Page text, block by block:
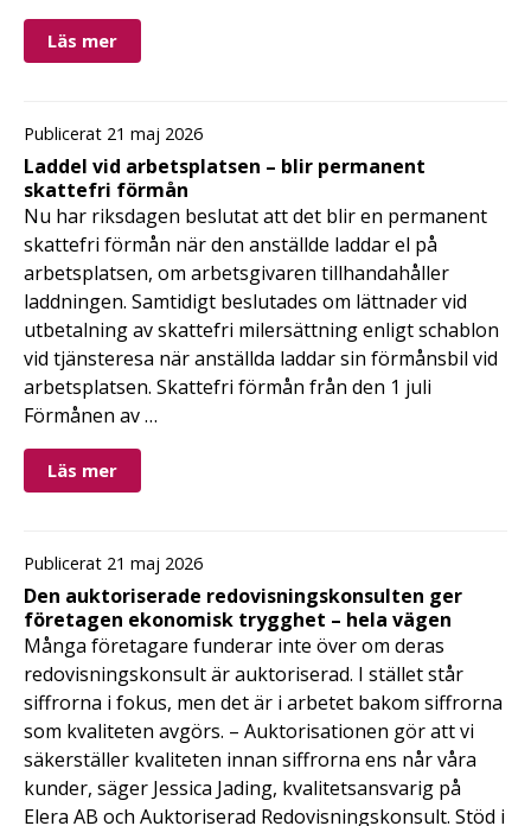
Läs mer
Publicerat 21 maj 2026
Laddel vid arbetsplatsen – blir permanent
skattefri förmån
Nu har riksdagen beslutat att det blir en permanent
skattefri förmån när den anställde laddar el på
arbetsplatsen, om arbetsgivaren tillhandahåller
laddningen. Samtidigt beslutades om lättnader vid
utbetalning av skattefri milersättning enligt schablon
vid tjänsteresa när anställda laddar sin förmånsbil vid
arbetsplatsen. Skattefri förmån från den 1 juli
Förmånen av …
Läs mer
Publicerat 21 maj 2026
Den auktoriserade redovisningskonsulten ger
företagen ekonomisk trygghet – hela vägen
Många företagare funderar inte över om deras
redovisningskonsult är auktoriserad. I stället står
siffrorna i fokus, men det är i arbetet bakom siffrorna
som kvaliteten avgörs. – Auktorisationen gör att vi
säkerställer kvaliteten innan siffrorna ens når våra
kunder, säger Jessica Jading, kvalitetsansvarig på
Elera AB och Auktoriserad Redovisningskonsult. Stöd i